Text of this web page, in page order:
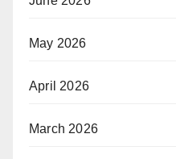
May 2026
April 2026
March 2026